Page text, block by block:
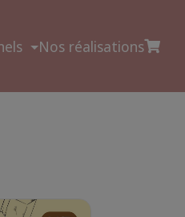
Nos réalisations